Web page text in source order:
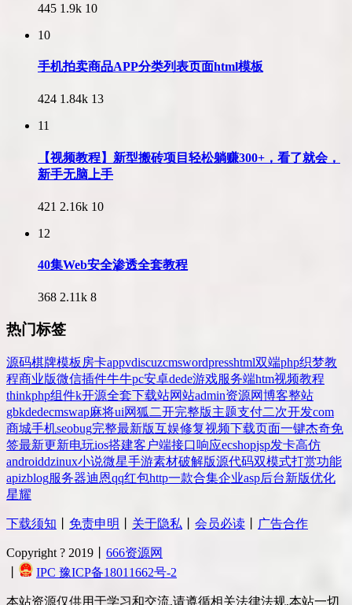
445 1.9k 10
10
手机拍卖商品APP分类列表页面html模板
424 1.84k 13
11
【视频教程】新型搬砖项目轻松躺赚300+，看了就会，
新手无脑上手
421 2.16k 10
12
40集Web安全渗透全套教程
368 2.11k 8
热门标签
源码棋牌模板 房卡appvdiscuzcmswordpresshtml双端php织梦教
程商业版微信插件牛牛pc安卓dede游戏服务端htm视频教程
thinkphp组件k开源全套下载站网站admin资源网博客整站
gbkdedecmswap麻将ui网狐 二开完整版主题支付二次开发com
商城手机seobug完整最新版互娱修复视频下载页面一键杰奇免
签最新更新电玩ios搭建客户端接口响应ecshopjsp发卡高仿
androiddzinux小说微星手游素材破解版源代码双模式打赏功能
apizblog服务器迪恩qq红包http一款合集企业asp后台新版优化
星耀
下载须知 免责申明 关于隐私 会员必读 广告合作
Copyright ? 2019丨 666资源网
IPC 豫ICP备18011662号-2
本站资源仅供用于学习和交流,请遵循相关法律法规,本站一切